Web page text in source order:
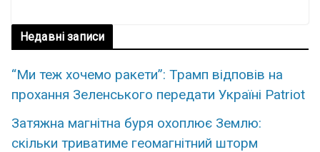
Недавні записи
“Ми теж хочемо ракети”: Трамп відповів на
прохання Зеленського передати Україні Patriot
Затяжна магнітна буря охоплює Землю:
скільки триватиме геомагнітний шторм